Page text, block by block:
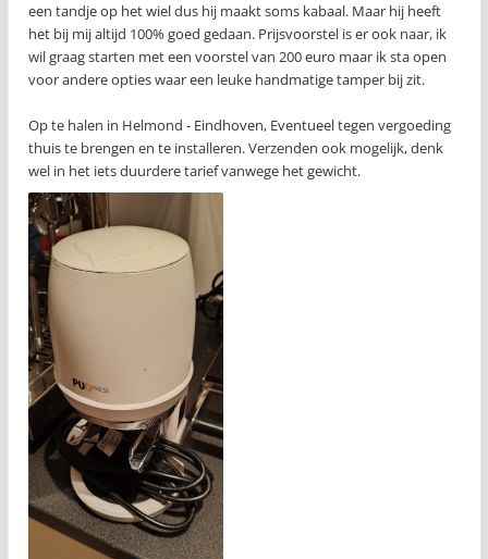
een tandje op het wiel dus hij maakt soms kabaal. Maar hij heeft
het bij mij altijd 100% goed gedaan. Prijsvoorstel is er ook naar, ik
wil graag starten met een voorstel van 200 euro maar ik sta open
voor andere opties waar een leuke handmatige tamper bij zit.
Op te halen in Helmond - Eindhoven, Eventueel tegen vergoeding
thuis te brengen en te installeren. Verzenden ook mogelijk, denk
wel in het iets duurdere tarief vanwege het gewicht.